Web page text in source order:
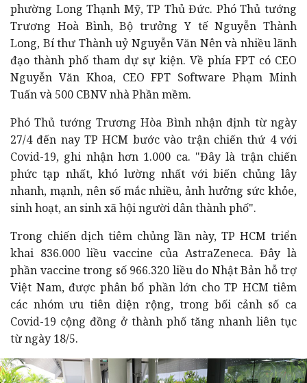
phường Long Thạnh Mỹ, TP Thủ Đức. Phó Thủ tướng
Trương Hoà Bình, Bộ trưởng Y tế Nguyễn Thành
Long, Bí thư Thành uỷ Nguyễn Văn Nên và nhiều lãnh
đạo thành phố tham dự sự kiện. Về phía FPT có CEO
Nguyễn Văn Khoa, CEO FPT Software Phạm Minh
Tuấn và 500 CBNV nhà Phần mềm.
Phó Thủ tướng Trương Hòa Bình nhận định từ ngày
27/4 đến nay TP HCM bước vào trận chiến thứ 4 với
Covid-19, ghi nhận hơn 1.000 ca. "Đây là trận chiến
phức tạp nhất, khó lường nhất với biến chủng lây
nhanh, mạnh, nên số mắc nhiều, ảnh hưởng sức khỏe,
sinh hoạt, an sinh xã hội người dân thành phố".
Trong chiến dịch tiêm chủng lần này, TP HCM triển
khai 836.000 liều vaccine của AstraZeneca. Đây là
phần vaccine trong số 966.320 liều do Nhật Bản hỗ trợ
Việt Nam, được phân bổ phần lớn cho TP HCM tiêm
các nhóm ưu tiên diện rộng, trong bối cảnh số ca
Covid-19 cộng đồng ở thành phố tăng nhanh liên tục
từ ngày 18/5.